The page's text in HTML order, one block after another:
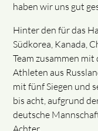
haben wir uns gut
Hinter den für das
Südkorea, Kanada,
Team zusammen
Athleten aus
mit fünf Siegen und
bis acht, aufgrund
deutsche
Achter.